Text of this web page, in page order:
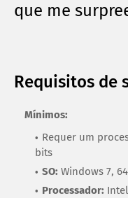
que me
Requisitos de
Mínimos:
Requer um
bits
SO: Windows 7,
Processador: